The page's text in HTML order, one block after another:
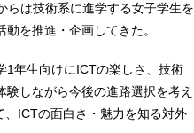
らは技術系に進学する女子学生を
を推進・企画してきた。
1年生向けにICTの楽しさ、技術
しながら今後の進路選択を考え
ICTの面白さ・魅力を知る対外